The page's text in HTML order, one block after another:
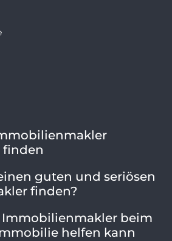
finden
guten und seriösen
finden?
beim
helfen kann